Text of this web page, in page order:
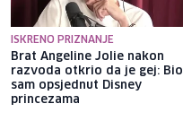
ISKRENO PRIZNANJE
Brat Angeline Jolie nakon
razvoda otkrio da je gej: Bio
sam opsjednut Disney
princezama